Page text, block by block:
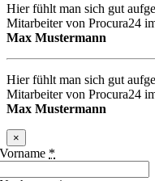
Hier fühlt man sich gut
Mitarbeiter von Procura24
Max Mustermann
Hier fühlt man sich gut
Mitarbeiter von Procura24
Max Mustermann
×
Vorname *